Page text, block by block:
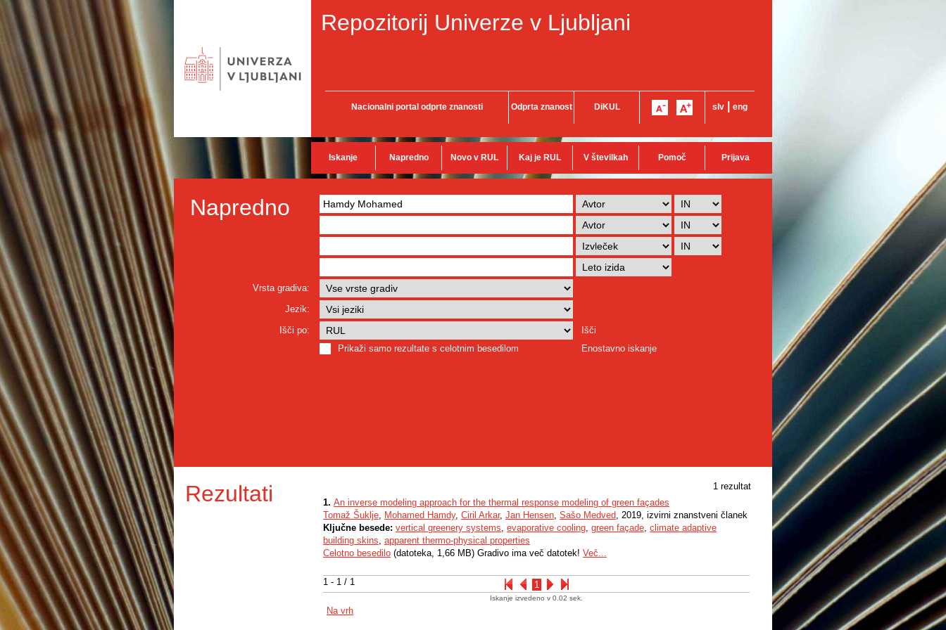
Repozitorij Univerze v Ljubljani
Nacionalni portal odprte znanosti Odprta znanost DiKUL slv eng
Iskanje Napredno Novo v RUL Kaj je RUL V številkah Pomoč Prijava
Napredno
Vrsta gradiva:
Jezik:
Išči po:
Išči
Prikaži samo rezultate s celotnim besedilom
Enostavno iskanje
Rezultati 1 rezultat
1 - 1 / 1 1
1. An inverse modeling approach for the thermal response modeling of green façades
Tomaž Šuklje, Mohamed Hamdy, Ciril Arkar, Jan Hensen, Sašo Medved, 2019, izvirni znanstveni članek
Ključne besede: vertical greenery systems, evaporative cooling, green façade, climate adaptive
building skins, apparent thermo-physical properties
Celotno besedilo (datoteka, 1,66 MB) Gradivo ima več datotek! Več...
Iskanje izvedeno v 0.02 sek.
Na vrh